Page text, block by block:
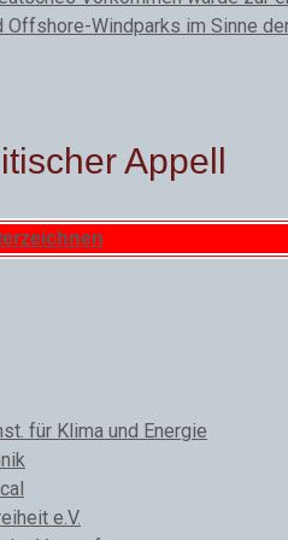
Offshore-Windparks im Sinne
Appell
für Klima und Energie
e.V.